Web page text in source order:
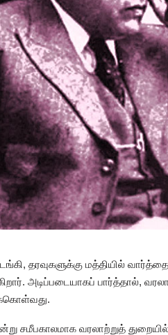
தரவுகளுக்கு மத்தியில்
அடிப்படையாகப் பார்த்தால்,
வரலாற்றுத் துறையில்